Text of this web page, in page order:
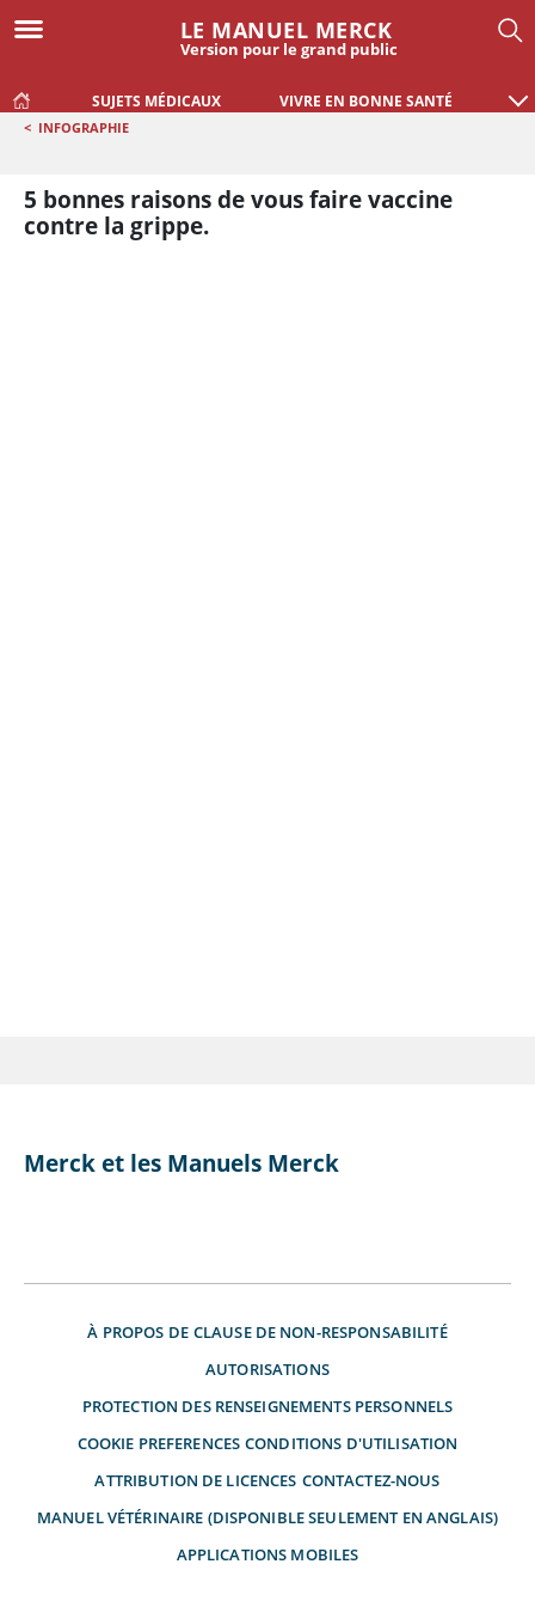
LE MANUEL MERCK
Version pour le grand public
SUJETS MÉDICAUX VIVRE EN BONNE SANTÉ
< INFOGRAPHIE
5 bonnes raisons de vous faire vaccine
contre la grippe.
Merck et les Manuels Merck
À PROPOS DE CLAUSE DE NON-RESPONSABILITÉ
AUTORISATIONS
PROTECTION DES RENSEIGNEMENTS PERSONNELS
COOKIE PREFERENCES CONDITIONS D'UTILISATION
ATTRIBUTION DE LICENCES CONTACTEZ-NOUS
MANUEL VÉTÉRINAIRE (DISPONIBLE SEULEMENT EN ANGLAIS)
APPLICATIONS MOBILES